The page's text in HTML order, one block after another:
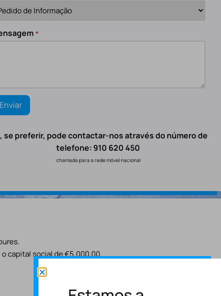
*
se preferir, pode contactar-nos através do número de
telefone: 910 620 450
chamada para a rede móvel nacional
o capital social de €5.000,00.